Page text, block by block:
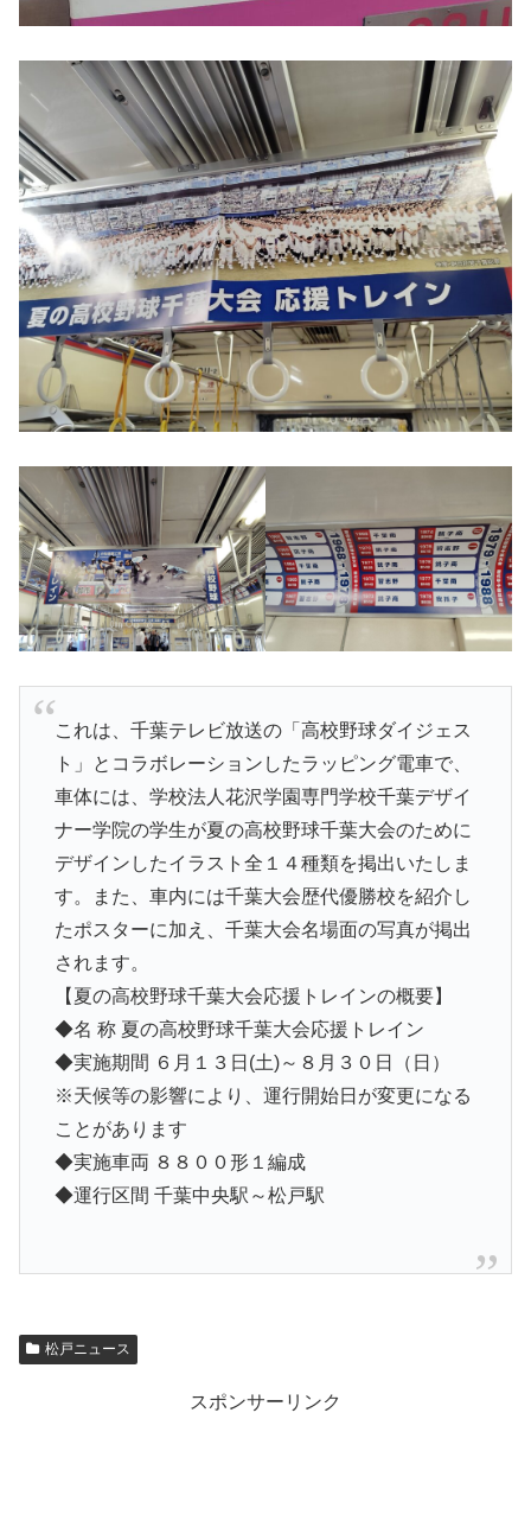
これは、千葉テレビ放送の「高校野球ダイジェス
ト」とコラボレーションしたラッピング電車で、
車体には、学校法人花沢学園専門学校千葉デザイ
ナー学院の学生が夏の高校野球千葉大会のために
デザインしたイラスト全１４種類を掲出いたしま
す。また、車内には千葉大会歴代優勝校を紹介し
たポスターに加え、千葉大会名場面の写真が掲出
されます。
【夏の高校野球千葉大会応援トレインの概要】
◆名 称 夏の高校野球千葉大会応援トレイン
◆実施期間 ６月１３日(土)～８月３０日（日）
※天候等の影響により、運行開始日が変更になる
ことがあります
◆実施車両 ８８００形１編成
◆運行区間 千葉中央駅～松戸駅
松戸ニュース
スポンサーリンク